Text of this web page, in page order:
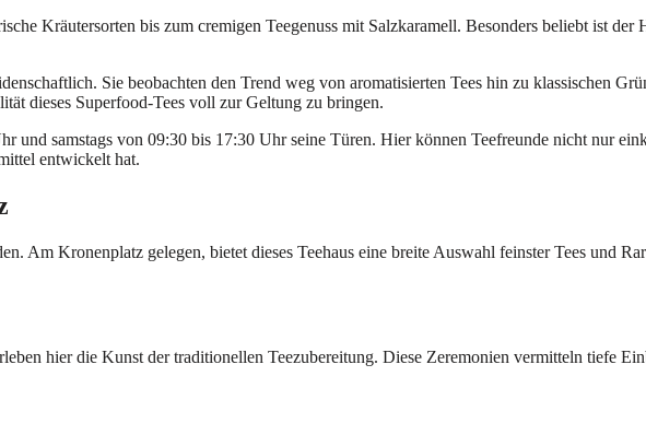
Kräutersorten bis zum cremigen Teegenuss mit Salzkaramell. Besonders beliebt ist der
Sie beobachten den Trend weg von aromatisierten Tees hin zu klassischen
dieses Superfood-Tees voll zur Geltung zu bringen.
und samstags von 09:30 bis 17:30 Uhr seine Türen. Hier können Teefreunde nicht nur
entwickelt hat.
Am Kronenplatz gelegen, bietet dieses Teehaus eine breite Auswahl feinster Tees und
hier die Kunst der traditionellen Teezubereitung. Diese Zeremonien vermitteln tiefe